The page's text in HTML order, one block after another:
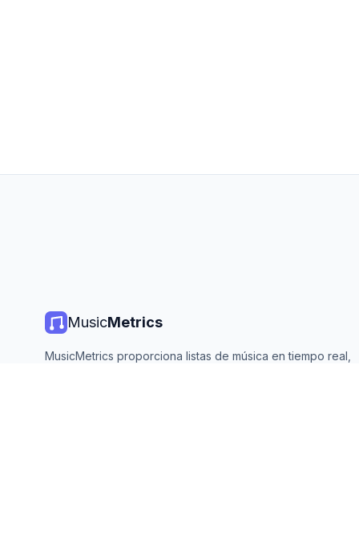
MusicMetrics
MusicMetrics proporciona listas de música en tiempo real,